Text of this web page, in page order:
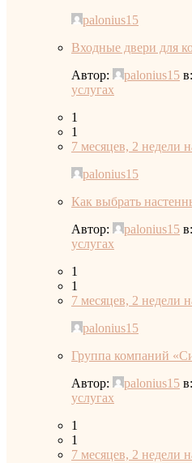
palonius15
Входные двери для
Автор:
palonius15 в:
услугах
1
1
7 месяцев, 2 недели
palonius15
Как выбрать
Автор:
palonius15 в:
услугах
1
1
7 месяцев, 2 недели
palonius15
Группа компаний
Автор:
palonius15 в:
услугах
1
1
7 месяцев, 2 недели